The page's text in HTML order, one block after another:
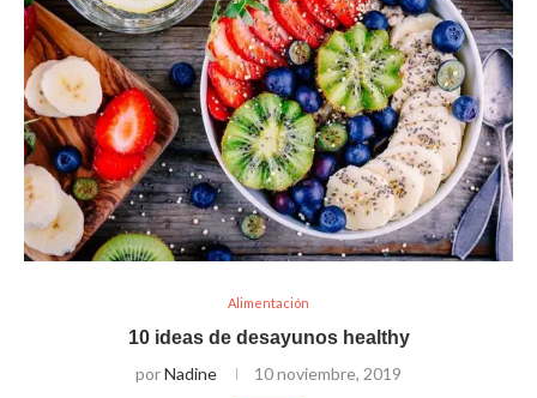
Alimentación
10 ideas de desayunos healthy
porNadine 10 noviembre, 2019